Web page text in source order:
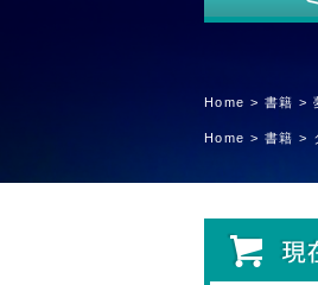
Home > 書籍 >
Home > 書籍 >